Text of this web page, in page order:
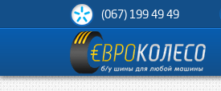
(067) 199 49 49